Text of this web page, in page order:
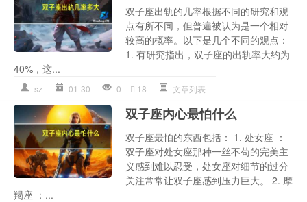
双子座出轨的几率根据不同的研究和观
点有所不同，但普遍被认为是一个相对
较高的概率。以下是几个不同的观点：
1. 有研究指出，双子座的出轨率大约为
40%，这...
sz 01-30 0 18 文章列表
双子座内心最怕什么
双子座最怕的东西包括： 1. 处女座 ：
双子座对处女座那种一丝不苟的完美主
义感到难以忍受，处女座对细节的过分
关注常常让双子座感到压力巨大。 2. 摩
羯座 ：...